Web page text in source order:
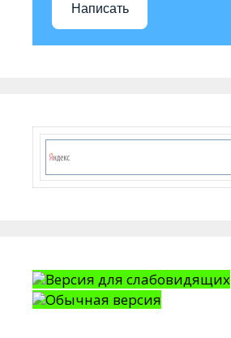
Написать
Версия для слабовидящих
Обычная версия